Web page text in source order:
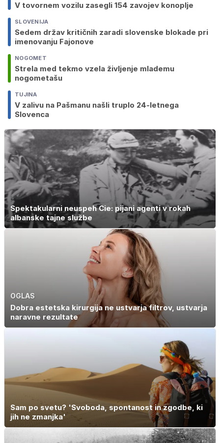
V tovornem vozilu zasegli 154 zavojev konoplje
SLOVENIJA
Sedem držav kritičnih zaradi slovenske blokade pri
imenovanju Fajonove
NOGOMET
Strela med tekmo vzela življenje mlademu
nogometašu
TUJINA
V zalivu na Pašmanu našli truplo 24-letnega
Slovenca
Spektakularni neuspeh Cie: pijani agenti v rokah
albanske tajne službe
OGLAS
Dobra estetska kirurgija ne ustvarja filtrov, ustvarja
naravne rezultate
Sam po svetu? 'Svoboda, spontanost in zgodbe, ki
jih ne zmanjka'